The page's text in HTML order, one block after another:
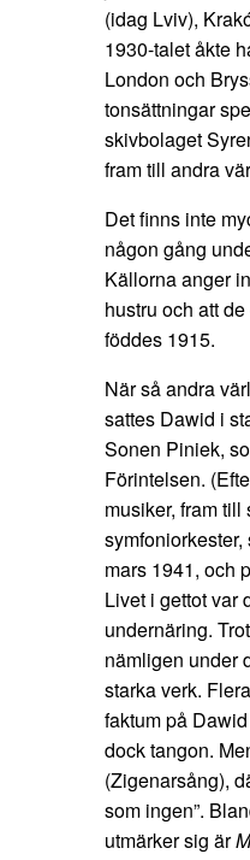
(idag Lviv),
1930-talet åkte
London och
tonsättningar
skivbolaget
fram till andra
Det finns inte
någon gång
Källorna anger
hustru och att
föddes 1915.
När så andra
sattes Dawid i
Sonen Piniek,
Förintelsen.
musiker, fram
mars 1941, och
Livet i gettot var
undernäring.
nämligen under
starka verk.
faktum på
dock tangon.
(Zigenarsång),
som ingen”.
utmärker sig är